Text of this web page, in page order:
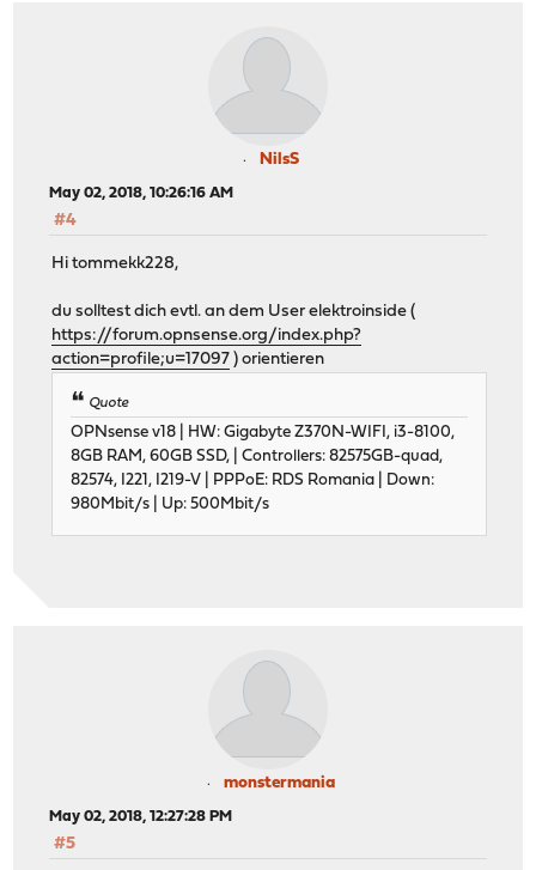
NilsS
May 02, 2018, 10:26:16 AM
#4
Hi tommekk228,
du solltest dich evtl. an dem User elektroinside (
https://forum.opnsense.org/index.php?
action=profile;u=17097 ) orientieren
Quote
OPNsense v18 | HW: Gigabyte Z370N-WIFI, i3-8100,
8GB RAM, 60GB SSD, | Controllers: 82575GB-quad,
82574, I221, I219-V | PPPoE: RDS Romania | Down:
980Mbit/s | Up: 500Mbit/s
monstermania
May 02, 2018, 12:27:28 PM
#5